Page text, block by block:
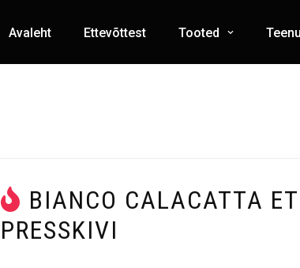
Avaleht Ettevõttest Tooted
BIANCO CALACATTA
PRESSKIVI